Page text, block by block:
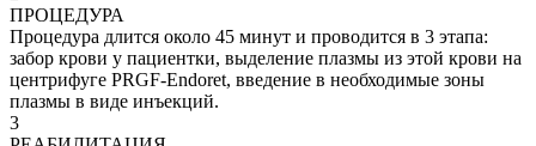
ПРОЦЕДУРА
Процедура длится около 45 минут и проводится в 3 этапа:
забор крови у пациентки, выделение плазмы из этой крови на
центрифуге PRGF-Endoret, введение в необходимые зоны
плазмы в виде инъекций.
3